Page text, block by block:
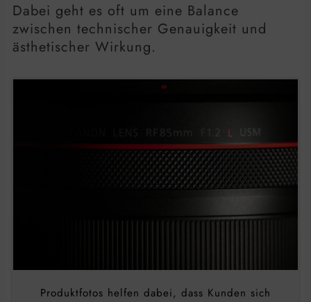
Dabei geht es oft um eine Balance
zwischen technischer Genauigkeit und
ästhetischer Wirkung.
Produktfotos helfen dabei, dass Kunden sich